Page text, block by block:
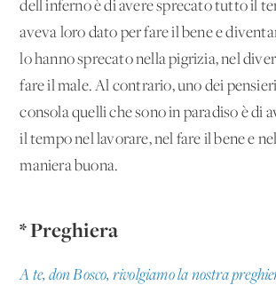
dell'inferno è di avere sprecato tutto il
aveva loro dato per fare il bene e
lo hanno sprecato nella pigrizia, nel
fare il male. Al contrario, uno dei
consola quelli che sono in paradiso è di
il tempo nel lavorare, nel fare il bene e
maniera buona.
* Preghiera
A te, don Bosco, rivolgiamo la nostra